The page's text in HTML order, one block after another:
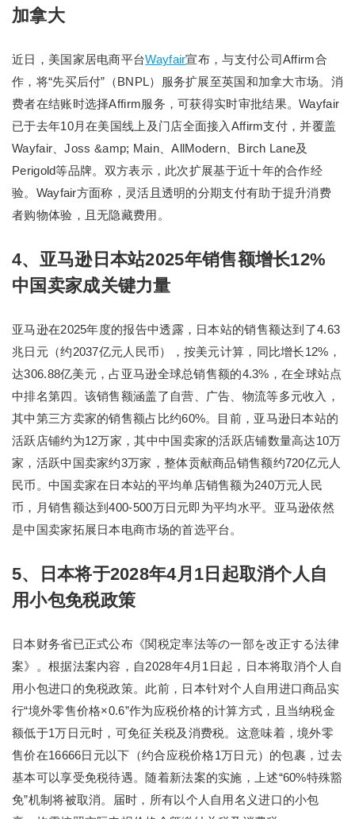
加拿大
近日，美国家居电商平台Wayfair宣布，与支付公司Affirm合
作，将“先买后付”（BNPL）服务扩展至英国和加拿大市场。消
费者在结账时选择Affirm服务，可获得实时审批结果。Wayfair
已于去年10月在美国线上及门店全面接入Affirm支付，并覆盖
Wayfair、Joss &amp; Main、AllModern、Birch Lane及
Perigold等品牌。双方表示，此次扩展基于近十年的合作经
验。Wayfair方面称，灵活且透明的分期支付有助于提升消费
者购物体验，且无隐藏费用。
4、亚马逊日本站2025年销售额增长12%
中国卖家成关键力量
亚马逊在2025年度的报告中透露，日本站的销售额达到了4.63
兆日元（约2037亿元人民币），按美元计算，同比增长12%，
达306.88亿美元，占亚马逊全球总销售额的4.3%，在全球站点
中排名第四。该销售额涵盖了自营、广告、物流等多元收入，
其中第三方卖家的销售额占比约60%。目前，亚马逊日本站的
活跃店铺约为12万家，其中中国卖家的活跃店铺数量高达10万
家，活跃中国卖家约3万家，整体贡献商品销售额约720亿元人
民币。中国卖家在日本站的平均单店销售额为240万元人民
币，月销售额达到400-500万日元即为平均水平。亚马逊依然
是中国卖家拓展日本电商市场的首选平台。
5、日本将于2028年4月1日起取消个人自
用小包免税政策
日本财务省已正式公布《関税定率法等の一部を改正する法律
案》。根据法案内容，自2028年4月1日起，日本将取消个人自
用小包进口的免税政策。此前，日本针对个人自用进口商品实
行“境外零售价格×0.6”作为应税价格的计算方式，且当纳税金
额低于1万日元时，可免征关税及消费税。这意味着，境外零
售价在16666日元以下（约合应税价格1万日元）的包裹，过去
基本可以享受免税待遇。随着新法案的实施，上述“60%特殊豁
免”机制将被取消。届时，所有以个人自用名义进口的小包